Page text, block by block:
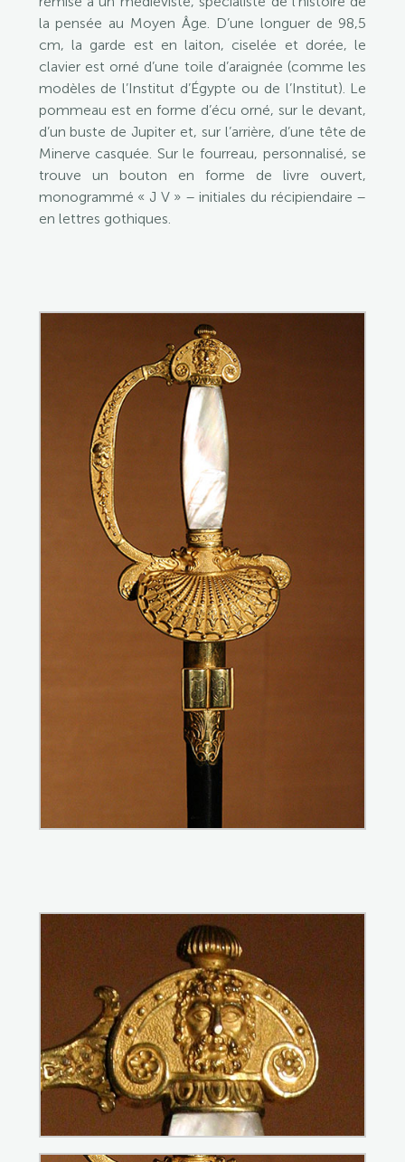
la pensée au Moyen Âge. D’une longuer de 98,5
cm, la garde est en laiton, ciselée et dorée, le
clavier est orné d’une toile d’araignée (comme les
modèles de l’Institut d’Égypte ou de l’Institut). Le
pommeau est en forme d’écu orné, sur le devant,
d’un buste de Jupiter et, sur l’arrière, d’une tête de
Minerve casquée. Sur le fourreau, personnalisé, se
trouve un bouton en forme de livre ouvert,
monogrammé « J V » – initiales du récipiendaire –
en lettres gothiques.